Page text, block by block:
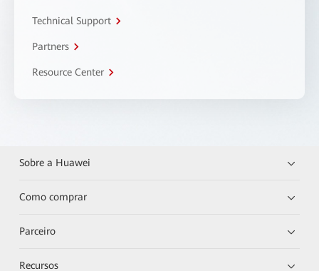
Technical Support
Partners
Resource Center
Sobre a Huawei
Como comprar
Parceiro
Recursos